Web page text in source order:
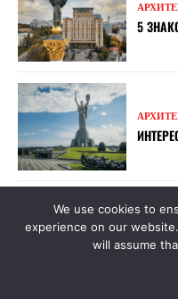
5
И
We use cookies to
experience on our
will assume